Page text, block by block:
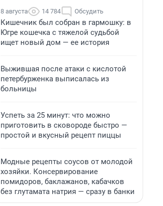
8 августа 14 784 Обсудить
Кишечник был собран в гармошку: в
Югре кошечка с тяжелой судьбой
ищет новый дом — ее история
Выжившая после атаки с кислотой
петербурженка выписалась из
больницы
Успеть за 25 минут: что можно
приготовить в сковороде быстро —
простой и вкусный рецепт пиццы
Модные рецепты соусов от молодой
хозяйки. Консервирование
помидоров, баклажанов, кабачков
без глутамата натрия — сразу в банки